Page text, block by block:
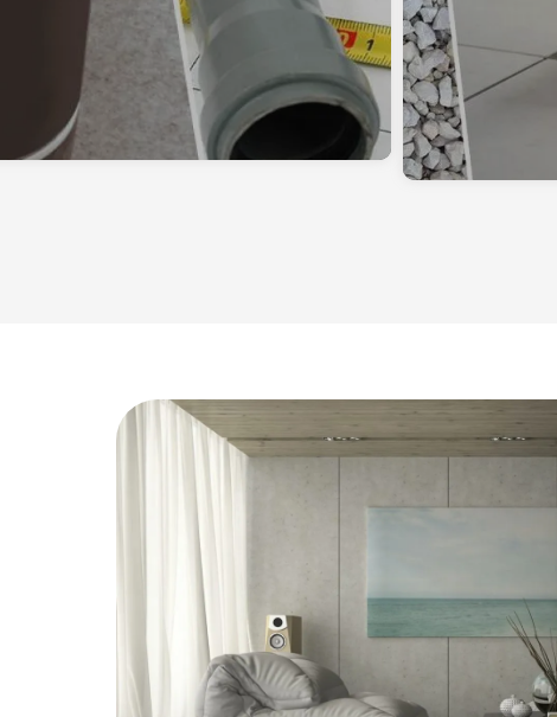
היה לי בעיה של רעש עם שכן , הגעתי
לייעוץ עם יניב נתן שירות מא'-ת' וב"ה בנו לי
קיר אקוסטי ואני לא שומע בכלל את השכן.
איתי